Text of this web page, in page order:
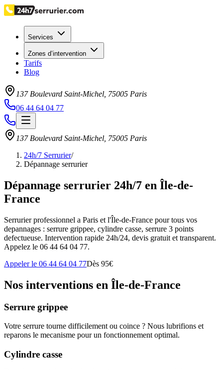
Services
Zones d’intervention
Tarifs
Blog
137 Boulevard Saint-Michel 75005 Paris
06 44 64 04 77
137 Boulevard Saint-Michel 75005 Paris
24h/7 Serrurier/
Dépannage serrurier
Dépannage serrurier 24h/7 en Île-de-
France
Serrurier professionnel a Paris et l'Île-de-France pour tous vos
depannages : serrure grippee, cylindre casse, serrure 3 points
defectueuse. Intervention rapide 24h/24, devis gratuit et transparent.
Appelez le 06 44 64 04 77.
Appeler le 06 44 64 04 77Dès 95€
Nos interventions en Île-de-France
Serrure grippee
Votre serrure tourne difficilement ou coince ? Nous lubrifions et
reparons le mecanisme pour un fonctionnement optimal.
Cylindre casse